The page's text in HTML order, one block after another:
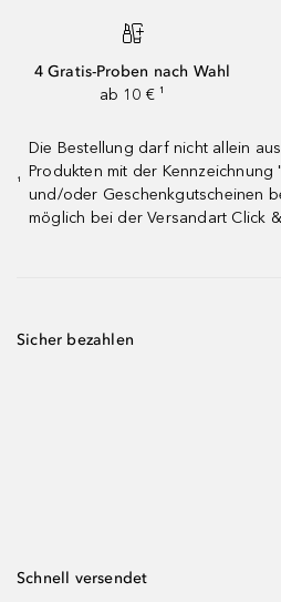
4 Gratis-Proben nach Wahl
ab 10 € ¹
¹
Die Bestellung darf nicht allein
Produkten mit der Kennzeichnung
und/oder Geschenkgutscheinen
möglich bei der Versandart Click
Sicher bezahlen
Schnell versendet